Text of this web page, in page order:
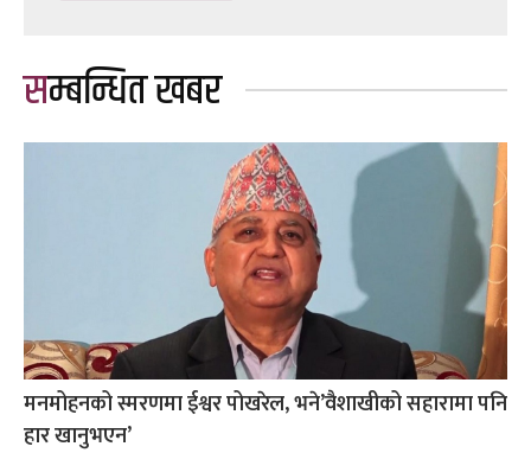
सम्बन्धित खबर
मनमोहनको स्मरणमा ईश्वर पोखरेल, भने’वैशाखीको सहारामा पनि
हार खानुभएन’